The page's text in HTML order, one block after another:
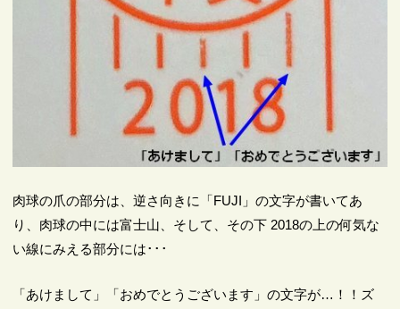
肉球の爪の部分は、逆さ向きに「FUJI」の文字が書いてあ
り、肉球の中には富士山、そして、その下 2018の上の何気な
い線にみえる部分には･･･
「あけまして」「おめでとうございます」の文字が…！！ズ